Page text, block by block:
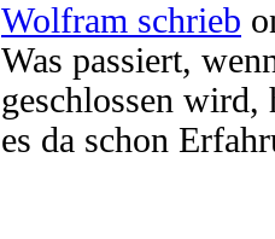
Wolfram schrieb
Was passiert,
geschlossen
es da schon